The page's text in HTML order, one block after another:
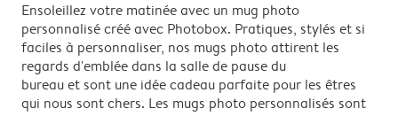
nous vous conseillons de vous renseigner auprès du
service des douanes de votre pays.
Ensoleillez votre matinée avec un mug photo
personnalisé créé avec Photobox. Pratiques, stylés et si
faciles à personnaliser, nos mugs photo attirent les
regards d'emblée dans la salle de pause du
bureau et sont une idée cadeau parfaite pour les êtres
qui nous sont chers. Les mugs photo personnalisés sont